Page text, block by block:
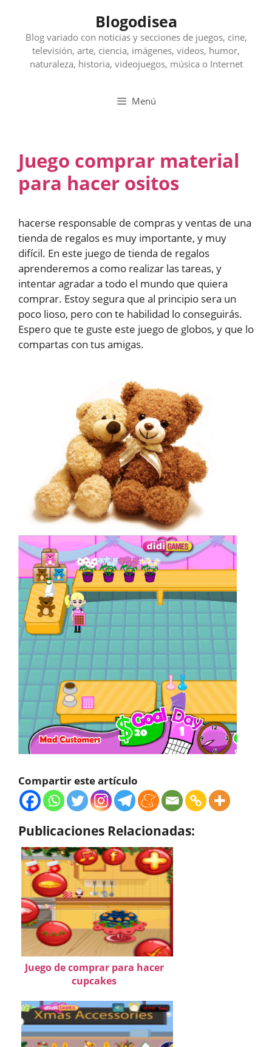
contenido
Blogodisea
Blog variado con noticias y secciones de juegos, cine,
televisión, arte, ciencia, imágenes, videos, humor,
naturaleza, historia, videojuegos, música o Internet
Menú
Juego comprar material
para hacer ositos
hacerse responsable de compras y ventas de una
tienda de regalos es muy importante, y muy
difícil. En este juego de tienda de regalos
aprenderemos a como realizar las tareas, y
intentar agradar a todo el mundo que quiera
comprar. Estoy segura que al principio sera un
poco lioso, pero con te habilidad lo conseguirás.
Espero que te guste este juego de globos, y que lo
compartas con tus amigas.
Compartir este artículo
Publicaciones Relacionadas:
Juego de comprar para hacer
cupcakes